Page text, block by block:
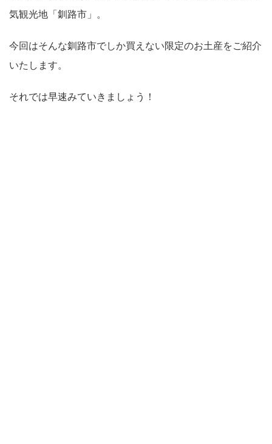
気観光地「釧路市」。
今回はそんな釧路市でしか買えない限定のお土産をご紹介
いたします。
それでは早速みていきましょう！